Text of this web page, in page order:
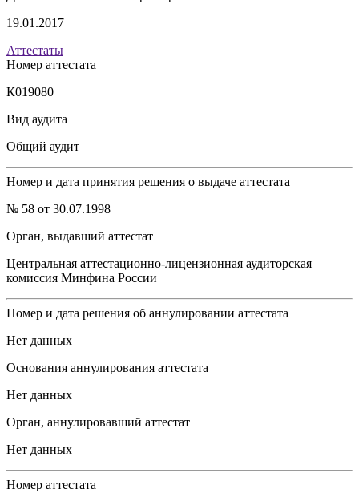
19.01.2017
Аттестаты
Номер аттестата
К019080
Вид аудита
Общий аудит
Номер и дата принятия решения о выдаче аттестата
№ 58 от 30.07.1998
Орган, выдавший аттестат
Центральная аттестационно-лицензионная аудиторская
комиссия Минфина России
Номер и дата решения об аннулировании аттестата
Нет данных
Основания аннулирования аттестата
Нет данных
Орган, аннулировавший аттестат
Нет данных
Номер аттестата